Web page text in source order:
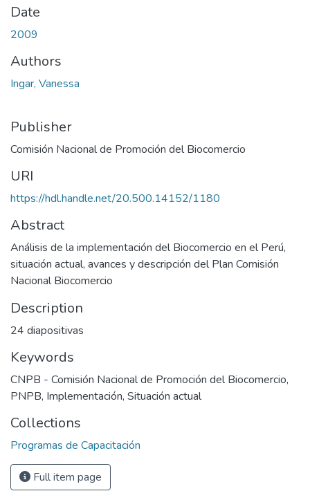
Date
2009
Authors
Ingar, Vanessa
Publisher
Comisión Nacional de Promoción del Biocomercio
URI
https://hdl.handle.net/20.500.14152/1180
Abstract
Análisis de la implementación del Biocomercio en el Perú,
situación actual, avances y descripción del Plan Comisión
Nacional Biocomercio
Description
24 diapositivas
Keywords
CNPB - Comisión Nacional de Promoción del Biocomercio,
PNPB, Implementación, Situación actual
Collections
Programas de Capacitación
Full item page